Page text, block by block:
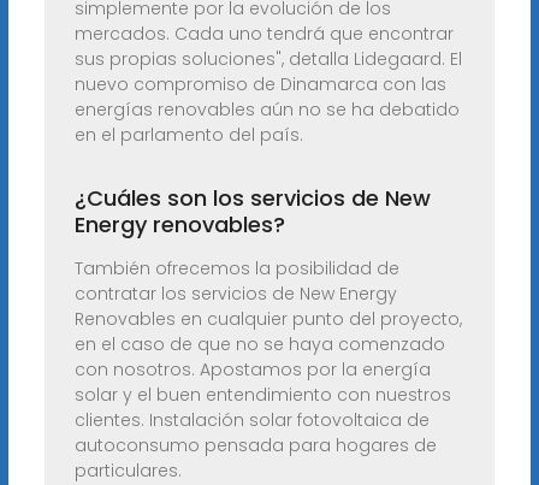
simplemente por la evolución de los
mercados. Cada uno tendrá que encontrar
sus propias soluciones", detalla Lidegaard. El
nuevo compromiso de Dinamarca con las
energías renovables aún no se ha debatido
en el parlamento del país.
¿Cuáles son los servicios de New
Energy renovables?
También ofrecemos la posibilidad de
contratar los servicios de New Energy
Renovables en cualquier punto del proyecto,
en el caso de que no se haya comenzado
con nosotros. Apostamos por la energía
solar y el buen entendimiento con nuestros
clientes. Instalación solar fotovoltaica de
autoconsumo pensada para hogares de
particulares.